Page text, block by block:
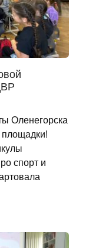
Оленегорска
площадки!
спорт и